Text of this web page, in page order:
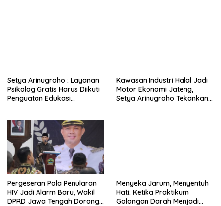
Setya Arinugroho : Layanan
Psikolog Gratis Harus Diikuti
Penguatan Edukasi
Kawasan Industri Halal Jadi
Motor Ekonomi Jateng,
Setya Arinugroho Tekankan
Pergeseran Pola Penularan
HIV Jadi Alarm Baru, Wakil
DPRD Jawa Tengah Dorong
Menyeka Jarum, Menyentuh
Hati: Ketika Praktikum
Golongan Darah Menjadi